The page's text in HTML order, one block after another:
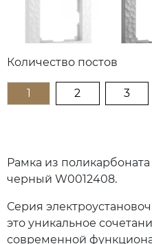
Количество постов
1 2 3
Рамка из
черный W0012408.
Серия
это уникальное
современной